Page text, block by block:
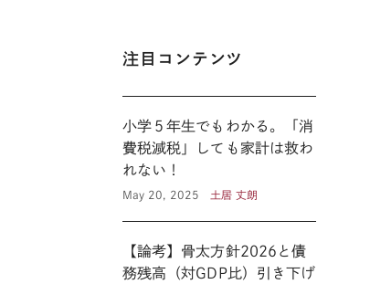
注目コンテンツ
小学５年生でもわかる。「消
費税減税」しても家計は救わ
れない！
May 20, 2025 土居 丈朗
【論考】骨太方針2026と債
務残高（対GDP比）引き下げ